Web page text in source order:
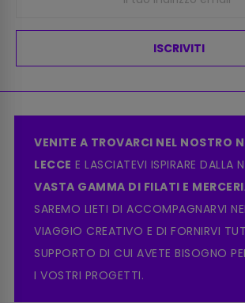
ISCRIVITI
VENITE A TROVARCI NEL NOSTRO
LECCE E LASCIATEVI ISPIRARE DALLA
VASTA GAMMA DI FILATI E
SAREMO LIETI DI ACCOMPAGNARVI
VIAGGIO CREATIVO E DI FORNIRVI
SUPPORTO DI CUI AVETE BISOGNO
I VOSTRI PROGETTI.